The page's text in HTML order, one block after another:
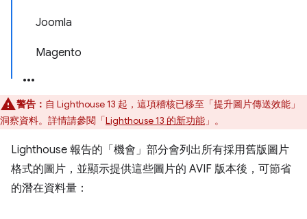
Joomla
Magento
警告： 自 Lighthouse 13 起，這項稽核已移至「提升圖片傳送效能」
洞察資料。詳情請參閱「Lighthouse 13 的新功能 」。
Lighthouse 報告的「機會」部分會列出所有採用舊版圖片
格式的圖片，並顯示提供這些圖片的 AVIF 版本後，可節省
的潛在資料量：